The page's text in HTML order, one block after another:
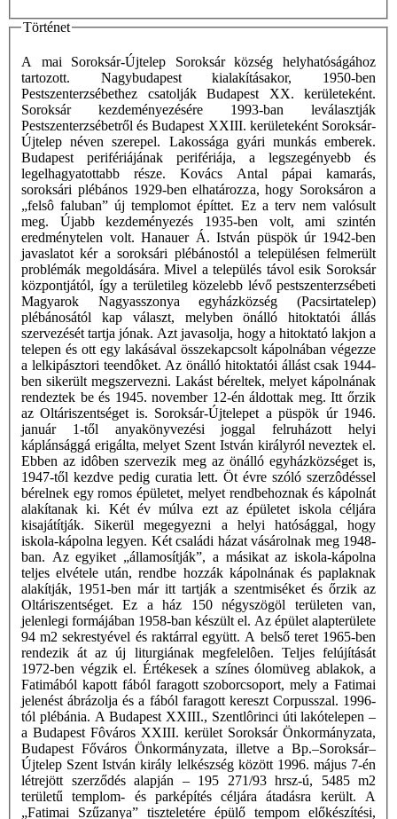
Történet
A mai Soroksár-Újtelep Soroksár község helyhatóságához
tartozott. Nagybudapest kialakításakor, 1950-ben
Pestszenterzsébethez csatolják Budapest XX. kerületeként.
Soroksár kezdeményezésére 1993-ban leválasztják
Pestszenterzsébetről és Budapest XXIII. kerületeként Soroksár-
Újtelep néven szerepel. Lakossága gyári munkás emberek.
Budapest perifériájának perifériája, a legszegényebb és
legelhagyatottabb része. Kovács Antal pápai kamarás,
soroksári plébános 1929-ben elhatározza, hogy Soroksáron a
„felsô faluban” új templomot építtet. Ez a terv nem valósult
meg. Újabb kezdeményezés 1935-ben volt, ami szintén
eredménytelen volt. Hanauer Á. István püspök úr 1942-ben
javaslatot kér a soroksári plébánostól a településen felmerült
problémák megoldására. Mivel a település távol esik Soroksár
központjától, így a területileg közelebb lévő pestszenterzsébeti
Magyarok Nagyasszonya egyházközség (Pacsirtatelep)
plébánosától kap választ, melyben önálló hitoktatói állás
szervezését tartja jónak. Azt javasolja, hogy a hitoktató lakjon a
telepen és ott egy lakásával összekapcsolt kápolnában végezze
a lelkipásztori teendôket. Az önálló hitoktatói állást csak 1944-
ben sikerült megszervezni. Lakást béreltek, melyet kápolnának
rendeztek be és 1945. november 12-én áldottak meg. Itt őrzik
az Oltáriszentséget is. Soroksár-Újtelepet a püspök úr 1946.
január 1-től anyakönyvezési joggal felruházott helyi
káplánsággá erigálta, melyet Szent István királyról neveztek el.
Ebben az idôben szervezik meg az önálló egyházközséget is,
1947-től kezdve pedig curatia lett. Öt évre szóló szerzôdéssel
bérelnek egy romos épületet, melyet rendbehoznak és kápolnát
alakítanak ki. Két év múlva ezt az épületet iskola céljára
kisajátítják. Sikerül megegyezni a helyi hatósággal, hogy
iskola-kápolna legyen. Két családi házat vásárolnak meg 1948-
ban. Az egyiket „államosítják”, a másikat az iskola-kápolna
teljes elvétele után, rendbe hozzák kápolnának és paplaknak
alakítják, 1951-ben már itt tartják a szentmiséket és őrzik az
Oltáriszentséget. Ez a ház 150 négyszögöl területen van,
jelenlegi formájában 1958-ban készült el. Az épület alapterülete
94 m2 sekrestyével és raktárral együtt. A belső teret 1965-ben
rendezik át az új liturgiának megfelelôen. Teljes felújítását
1972-ben végzik el. Értékesek a színes ólomüveg ablakok, a
Fatimából kapott fából faragott szoborcsoport, mely a Fatimai
jelenést ábrázolja és a fából faragott kereszt Corpusszal. 1996-
tól plébánia. A Budapest XXIII., Szentlôrinci úti lakótelepen –
a Budapest Fôváros XXIII. kerület Soroksár Önkormányzata,
Budapest Főváros Önkormányzata, illetve a Bp.–Soroksár–
Újtelep Szent István király lelkészség között 1996. május 7-én
létrejött szerződés alapján – 195 271/93 hrsz-ú, 5485 m2
területű templom- és parképítés céljára átadásra került. A
„Fatimai Szűzanya” tiszteletére épülő tempom előkészítési,